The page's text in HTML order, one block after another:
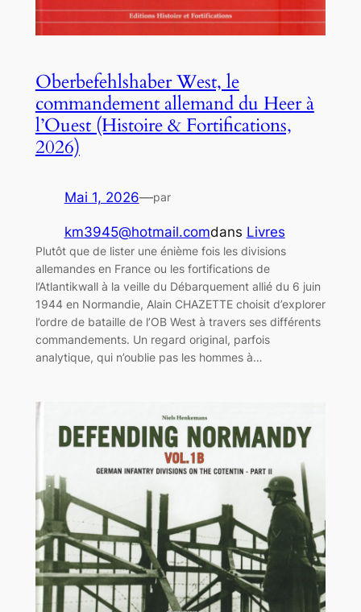
Oberbefehlshaber West, le
commandement allemand du Heer à
l’Ouest (Histoire & Fortifications,
2026)
Mai 1, 2026—par
km3945@hotmail.comdans Livres
Plutôt que de lister une énième fois les divisions
allemandes en France ou les fortifications de
l’Atlantikwall à la veille du Débarquement allié du 6 juin
1944 en Normandie, Alain CHAZETTE choisit d’explorer
l’ordre de bataille de l’OB West à travers ses différents
commandements. Un regard original, parfois
analytique, qui n’oublie pas les hommes à…